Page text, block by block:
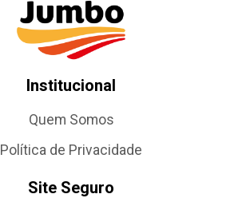
Institucional
Quem Somos
Política de Privacidade
Site Seguro